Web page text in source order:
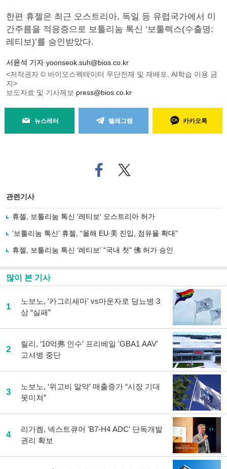
한편 휴젤은 최근 오스트리아, 독일 등 유럽국가에서 미
간주름을 적응증으로 보툴리눔 톡신 ‘보툴렉스(수출명:
레티보)’를 승인받았다.
서윤석 기자 yoonseok.suh@bios.co.kr
<저작권자 © 바이오스펙테이터 무단전재 및 재배포, AI학습 이용 금
지>
보도자료 및 기사제보 press@bios.co.kr
뉴스레터 텔레그램 카카오톡
페
이
로
기
사
유
트위
터로
관련기사
휴젤, 보툴리눔 톡신 '레티보' 오스트리아 허가
‘보툴리눔 톡신’ 휴젤, “올해 EU∙美 진입, 점유율 확대”
휴젤, 보툴리눔 톡신 ‘레티보’ "국내 첫" 佛 허가 승인
많이 본 기사
1
노보노, '카그리세마' vs마운자로 당뇨병 3
상 “실패”
2
릴리, ‘10억弗 인수’ 프리베일 'GBA1 AAV'
고셔병 중단
3
노보노, ‘위고비 알약’ 매출증가 “시장 기대
못미쳐”
4
리가켐, 넥스트큐어 'B7-H4 ADC' 단독개발
권리 확보